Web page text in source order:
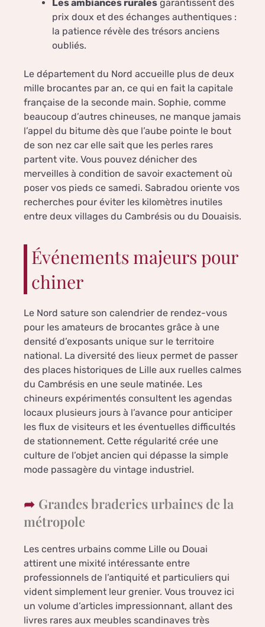
Les ambiances rurales garantissent des
prix doux et des échanges authentiques :
la patience révèle des trésors anciens
oubliés.
Le département du Nord accueille plus de deux
mille brocantes par an, ce qui en fait la capitale
française de la seconde main. Sophie, comme
beaucoup d’autres chineuses, ne manque jamais
l’appel du bitume dès que l’aube pointe le bout
de son nez car elle sait que les perles rares
partent vite. Vous pouvez dénicher des
merveilles à condition de savoir exactement où
poser vos pieds ce samedi. Sabradou oriente vos
recherches pour éviter les kilomètres inutiles
entre deux villages du Cambrésis ou du Douaisis.
Événements majeurs pour
chiner
Le Nord sature son calendrier de rendez-vous
pour les amateurs de brocantes grâce à une
densité d’exposants unique sur le territoire
national. La diversité des lieux permet de passer
des places historiques de Lille aux ruelles calmes
du Cambrésis en une seule matinée. Les
chineurs expérimentés consultent les agendas
locaux plusieurs jours à l’avance pour anticiper
les flux de visiteurs et les éventuelles difficultés
de stationnement. Cette régularité crée une
culture de l’objet ancien qui dépasse la simple
mode passagère du vintage industriel.
Grandes braderies urbaines de la
métropole
Les centres urbains comme Lille ou Douai
attirent une mixité intéressante entre
professionnels de l’antiquité et particuliers qui
vident simplement leur grenier. Vous trouvez ici
un volume d’articles impressionnant, allant des
livres rares aux meubles scandinaves très